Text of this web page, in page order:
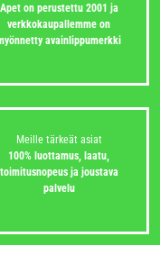
Apet on perustettu 2001 ja
verkkokaupallemme on
avainlippumerkki
Meille tärkeät asiat
100% luottamus, laatu,
toimitusnopeus ja joustava
palvelu